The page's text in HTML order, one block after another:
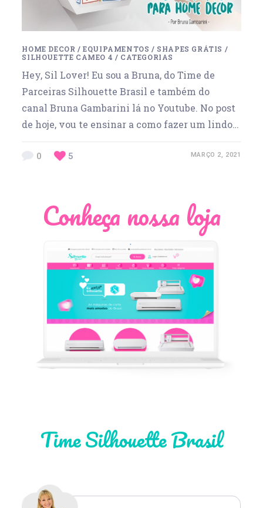
HOME DECOR /EQUIPAMENTOS / SHAPES GRÁTIS /
SILHOUETTE CAMEO 4 / CATEGORIAS
Hey, Sil Lover! Eu sou a Bruna, do Time de
Parceiras Silhouette Brasil e também do
canal Bruna Gambarini lá no Youtube. No post
de hoje, vou te ensinar a como fazer um lindo…
0 5 MARÇO 2, 2021
Conheça nossa loja
Time Silhouette Brasil
Léia Pastori
Thiara Ney